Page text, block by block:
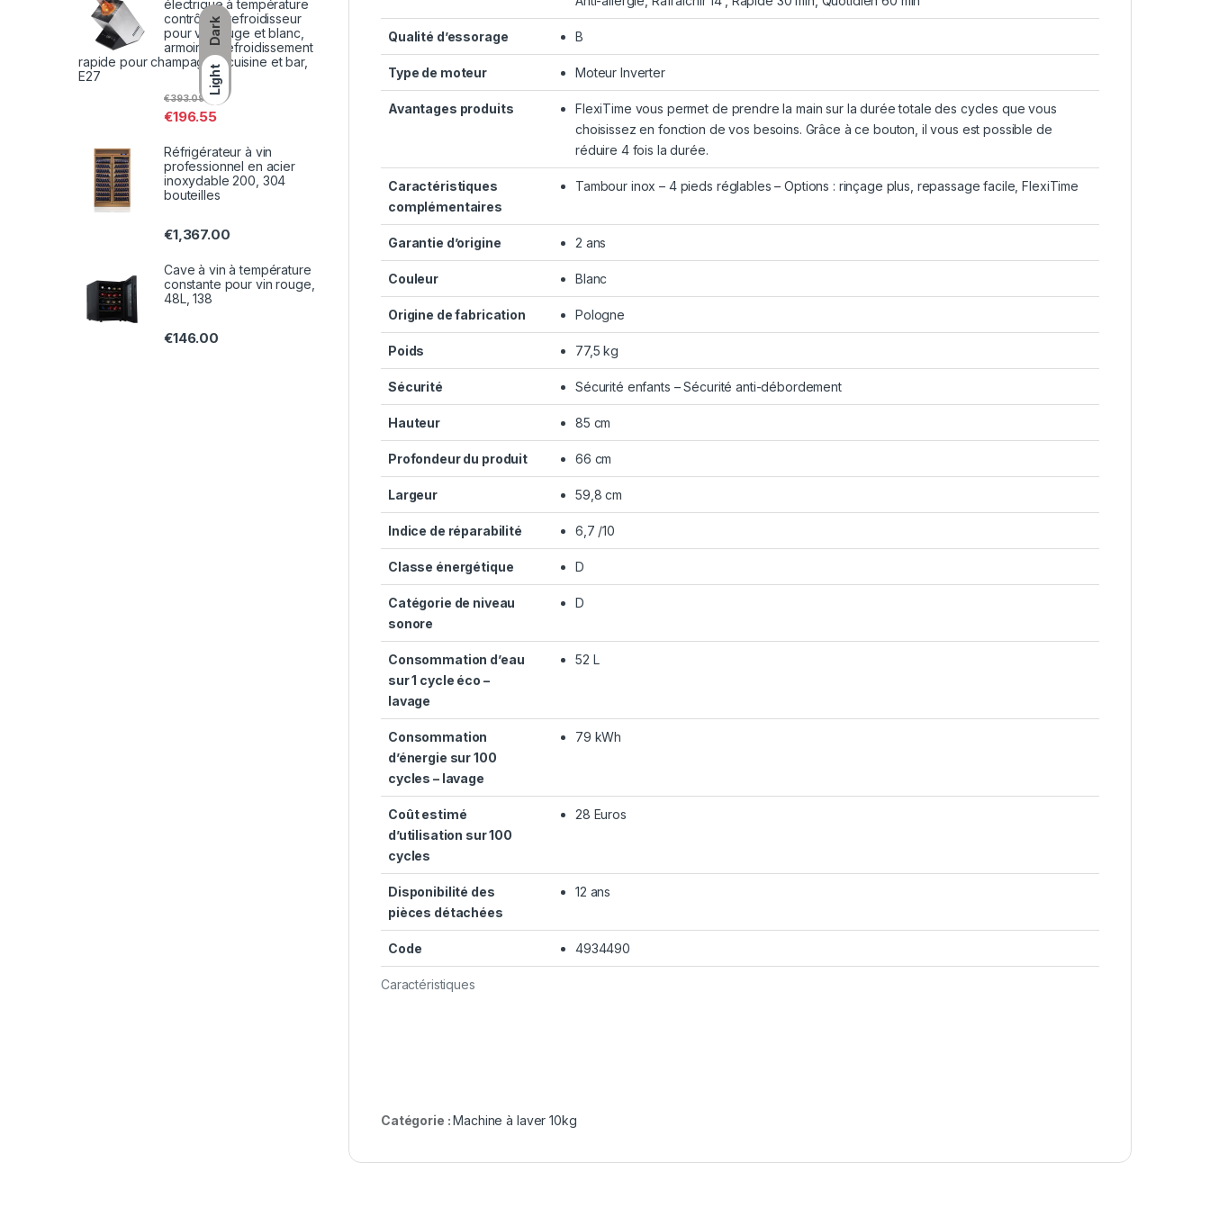
Dark
Light
Caractéristiques
Qualité d’essorage B
Type de moteur Moteur Inverter
Avantages produits
FlexiTime vous permet de prendre la main sur la durée totale des cycles que vous
choisissez en fonction de vos besoins. Grâce à ce bouton, il vous est possible de
réduire 4 fois la durée.
Caractéristiques
complémentaires
Tambour inox – 4 pieds réglables – Options : rinçage plus, repassage facile, FlexiTime
Garantie d’origine 2 ans
Couleur Blanc
Origine de fabrication Pologne
Poids 77,5 kg
Sécurité Sécurité enfants – Sécurité anti-débordement
Hauteur 85 cm
Profondeur du produit 66 cm
Largeur 59,8 cm
Indice de réparabilité 6,7 /10
Classe énergétique D
Catégorie de niveau
sonore
D
Consommation d’eau
sur 1 cycle éco –
lavage
52 L
Consommation
d’énergie sur 100
cycles – lavage
79 kWh
Coût estimé
d’utilisation sur 100
cycles
28 Euros
Disponibilité des
pièces détachées
12 ans
Code 4934490
Catégorie :Machine à laver 10kg
électrique à température
contrôlée, refroidisseur
pour vin rouge et blanc,
armoire à refroidissement
rapide pour champagne, cuisine et bar,
E27
€196.55
€393.09
Réfrigérateur à vin
professionnel en acier
inoxydable 200, 304
bouteilles
€1,367.00
Cave à vin à température
constante pour vin rouge,
48L, 138
€146.00